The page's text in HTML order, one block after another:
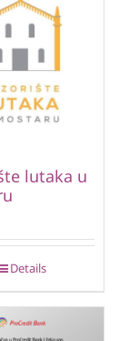
lutaka u
Details